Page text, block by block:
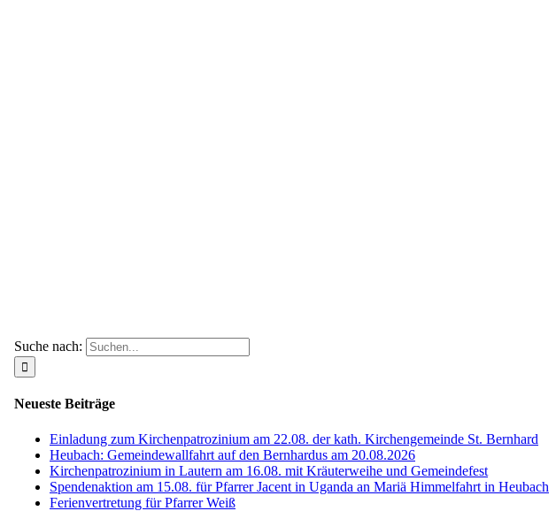
Suche nach:
Neueste Beiträge
Einladung zum Kirchenpatrozinium am 22.08. der kath. Kirchengemeinde St. Bernhard
Heubach: Gemeindewallfahrt auf den Bernhardus am 20.08.2026
Kirchenpatrozinium in Lautern am 16.08. mit Kräuterweihe und Gemeindefest
Spendenaktion am 15.08. für Pfarrer Jacent in Uganda an Mariä Himmelfahrt in Heubach
Ferienvertretung für Pfarrer Weiß